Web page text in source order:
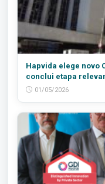
Hapvida elege novo
conclui etapa
01/05/2026